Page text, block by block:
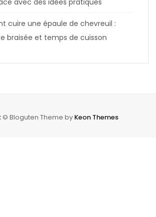
cuire une épaule de chevreuil :
braisée et temps de cuisson
© Bloguten Theme by Keon Themes